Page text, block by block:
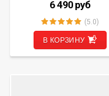
для автомобилей FORD
6 490 руб
(5.0)
В КОРЗИНУ